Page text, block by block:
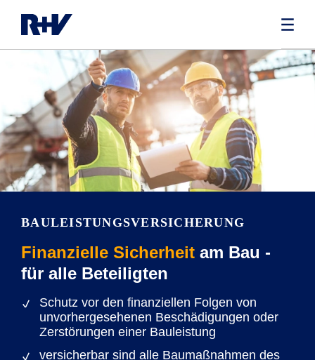
BAULEISTUNGS­VERSICHERUNG
Finanzielle Sicherheit am Bau -
für alle Beteiligten
Schutz vor den finanziellen Folgen von
unvorhergesehenen Beschädigungen oder
Zerstörungen einer Bauleistung
versicherbar sind alle Baumaßnahmen des